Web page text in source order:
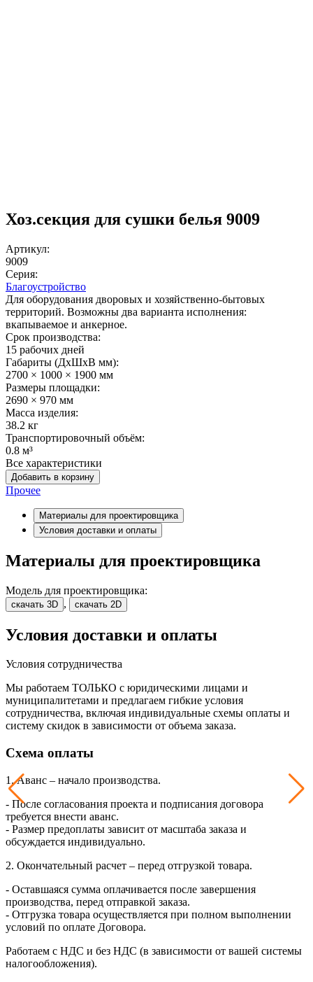
Хоз.секция для сушки белья 9009
Артикул:
9009
Серия:
Благоустройство
Для оборудования дворовых и хозяйственно-бытовых
территорий. Возможны два варианта исполнения:
вкапываемое и анкерное.
Срок производства:
15 рабочих дней
Габариты (ДхШxВ мм):
2700 × 1000 × 1900 мм
Размеры площадки:
2690 × 970 мм
Масса изделия:
38.2 кг
Транспортировочный объём:
0.8 м³
Все характеристики
Добавить в корзину
Прочее
Материалы для проектировщика
Условия доставки и оплаты
Материалы для проектировщика
Модель для проектировщика:
скачать 3D , скачать 2D
Условия доставки и оплаты
Условия сотрудничества
Мы работаем ТОЛЬКО с юридическими лицами и
муниципалитетами и предлагаем гибкие условия
сотрудничества, включая индивидуальные схемы оплаты и
систему скидок в зависимости от объема заказа.
Схема оплаты
1. Аванс – начало производства.
- После согласования проекта и подписания договора
требуется внести аванс.
- Размер предоплаты зависит от масштаба заказа и
обсуждается индивидуально.
2. Окончательный расчет – перед отгрузкой товара.
- Оставшаяся сумма оплачивается после завершения
производства, перед отправкой заказа.
- Отгрузка товара осуществляется при полном выполнении
условий по оплате Договора.
Работаем с НДС и без НДС (в зависимости от вашей системы
налогообложения).